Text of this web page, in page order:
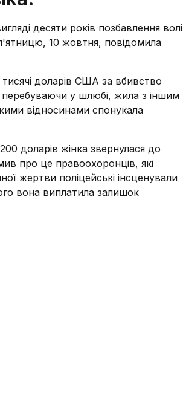
десяти років позбавлення волі
10 жовтня, повідомила
доларів США за вбивство
перебуваючи у шлюбі, жила з іншим
відносинами спонукала
доларів жінка звернулася до
про це правоохоронців, які
жертви поліцейські інсценували
вона виплатила залишок